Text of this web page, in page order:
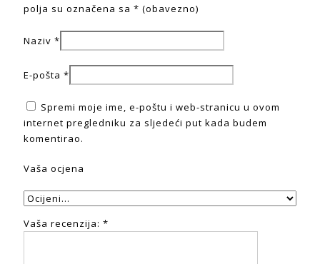
polja su označena sa * (obavezno)
Naziv *
E-pošta *
Spremi moje ime, e-poštu i web-stranicu u ovom
internet pregledniku za sljedeći put kada budem
komentirao.
Vaša ocjena
Vaša recenzija: *